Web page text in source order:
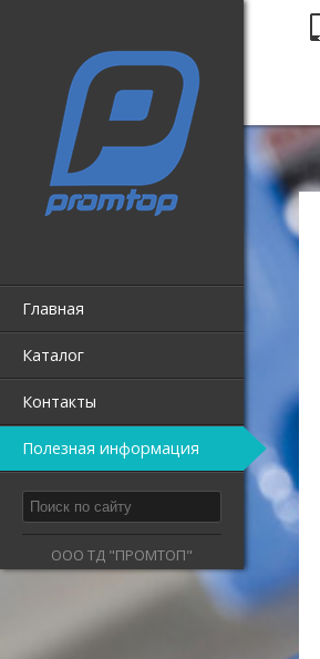
Главная
Каталог
Контакты
Полезная информация
ООО ТД "ПРОМТОП"